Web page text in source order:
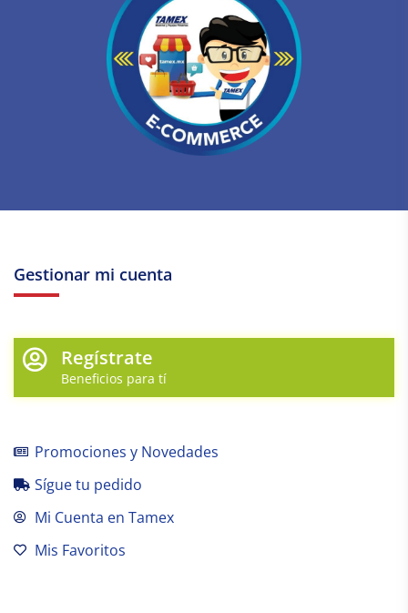
Gestionar mi cuenta
Regístrate
Beneficios para tí
Promociones y Novedades
Sígue tu pedido
Mi Cuenta en Tamex
Mis Favoritos